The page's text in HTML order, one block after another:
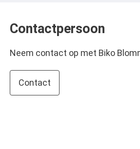
Contactpersoon
Neem contact op met Biko
Contact